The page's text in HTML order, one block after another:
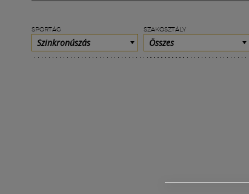
SPORTÁG
Szinkronúszás
SZAKOSZTÁLY
Összes